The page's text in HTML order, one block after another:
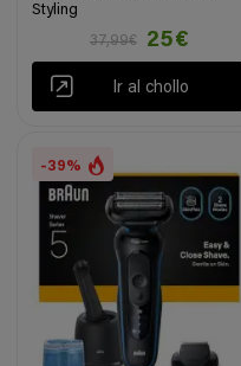
Styling
37,99€
25€
Ir al chollo
-39%